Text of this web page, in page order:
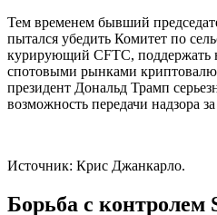
Тем временем бывший
пытался убедить Комитет по
курирующий CFTC, поддержать
спотовыми рынками
президент Дональд Трамп
возможность передачи надзора
Источник: Крис Джанкарло.
Борьба с контролем